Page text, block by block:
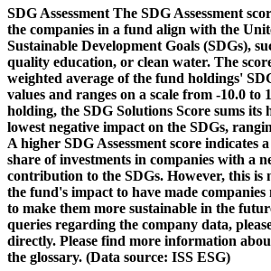
SDG Assessment The SDG Assessment
the companies in a fund align with the
Sustainable Development Goals (SDGs),
quality education, or clean water. The
weighted average of the fund holdings'
values and ranges on a scale from -10.0 to
holding, the SDG Solutions Score sums its
lowest negative impact on the SDGs,
A higher SDG Assessment score indicates
share of investments in companies with a
contribution to the SDGs. However, this is
the fund's impact to have made
to make them more sustainable in the
queries regarding the company data,
directly. Please find more information
the glossary. (Data source: ISS ESG)